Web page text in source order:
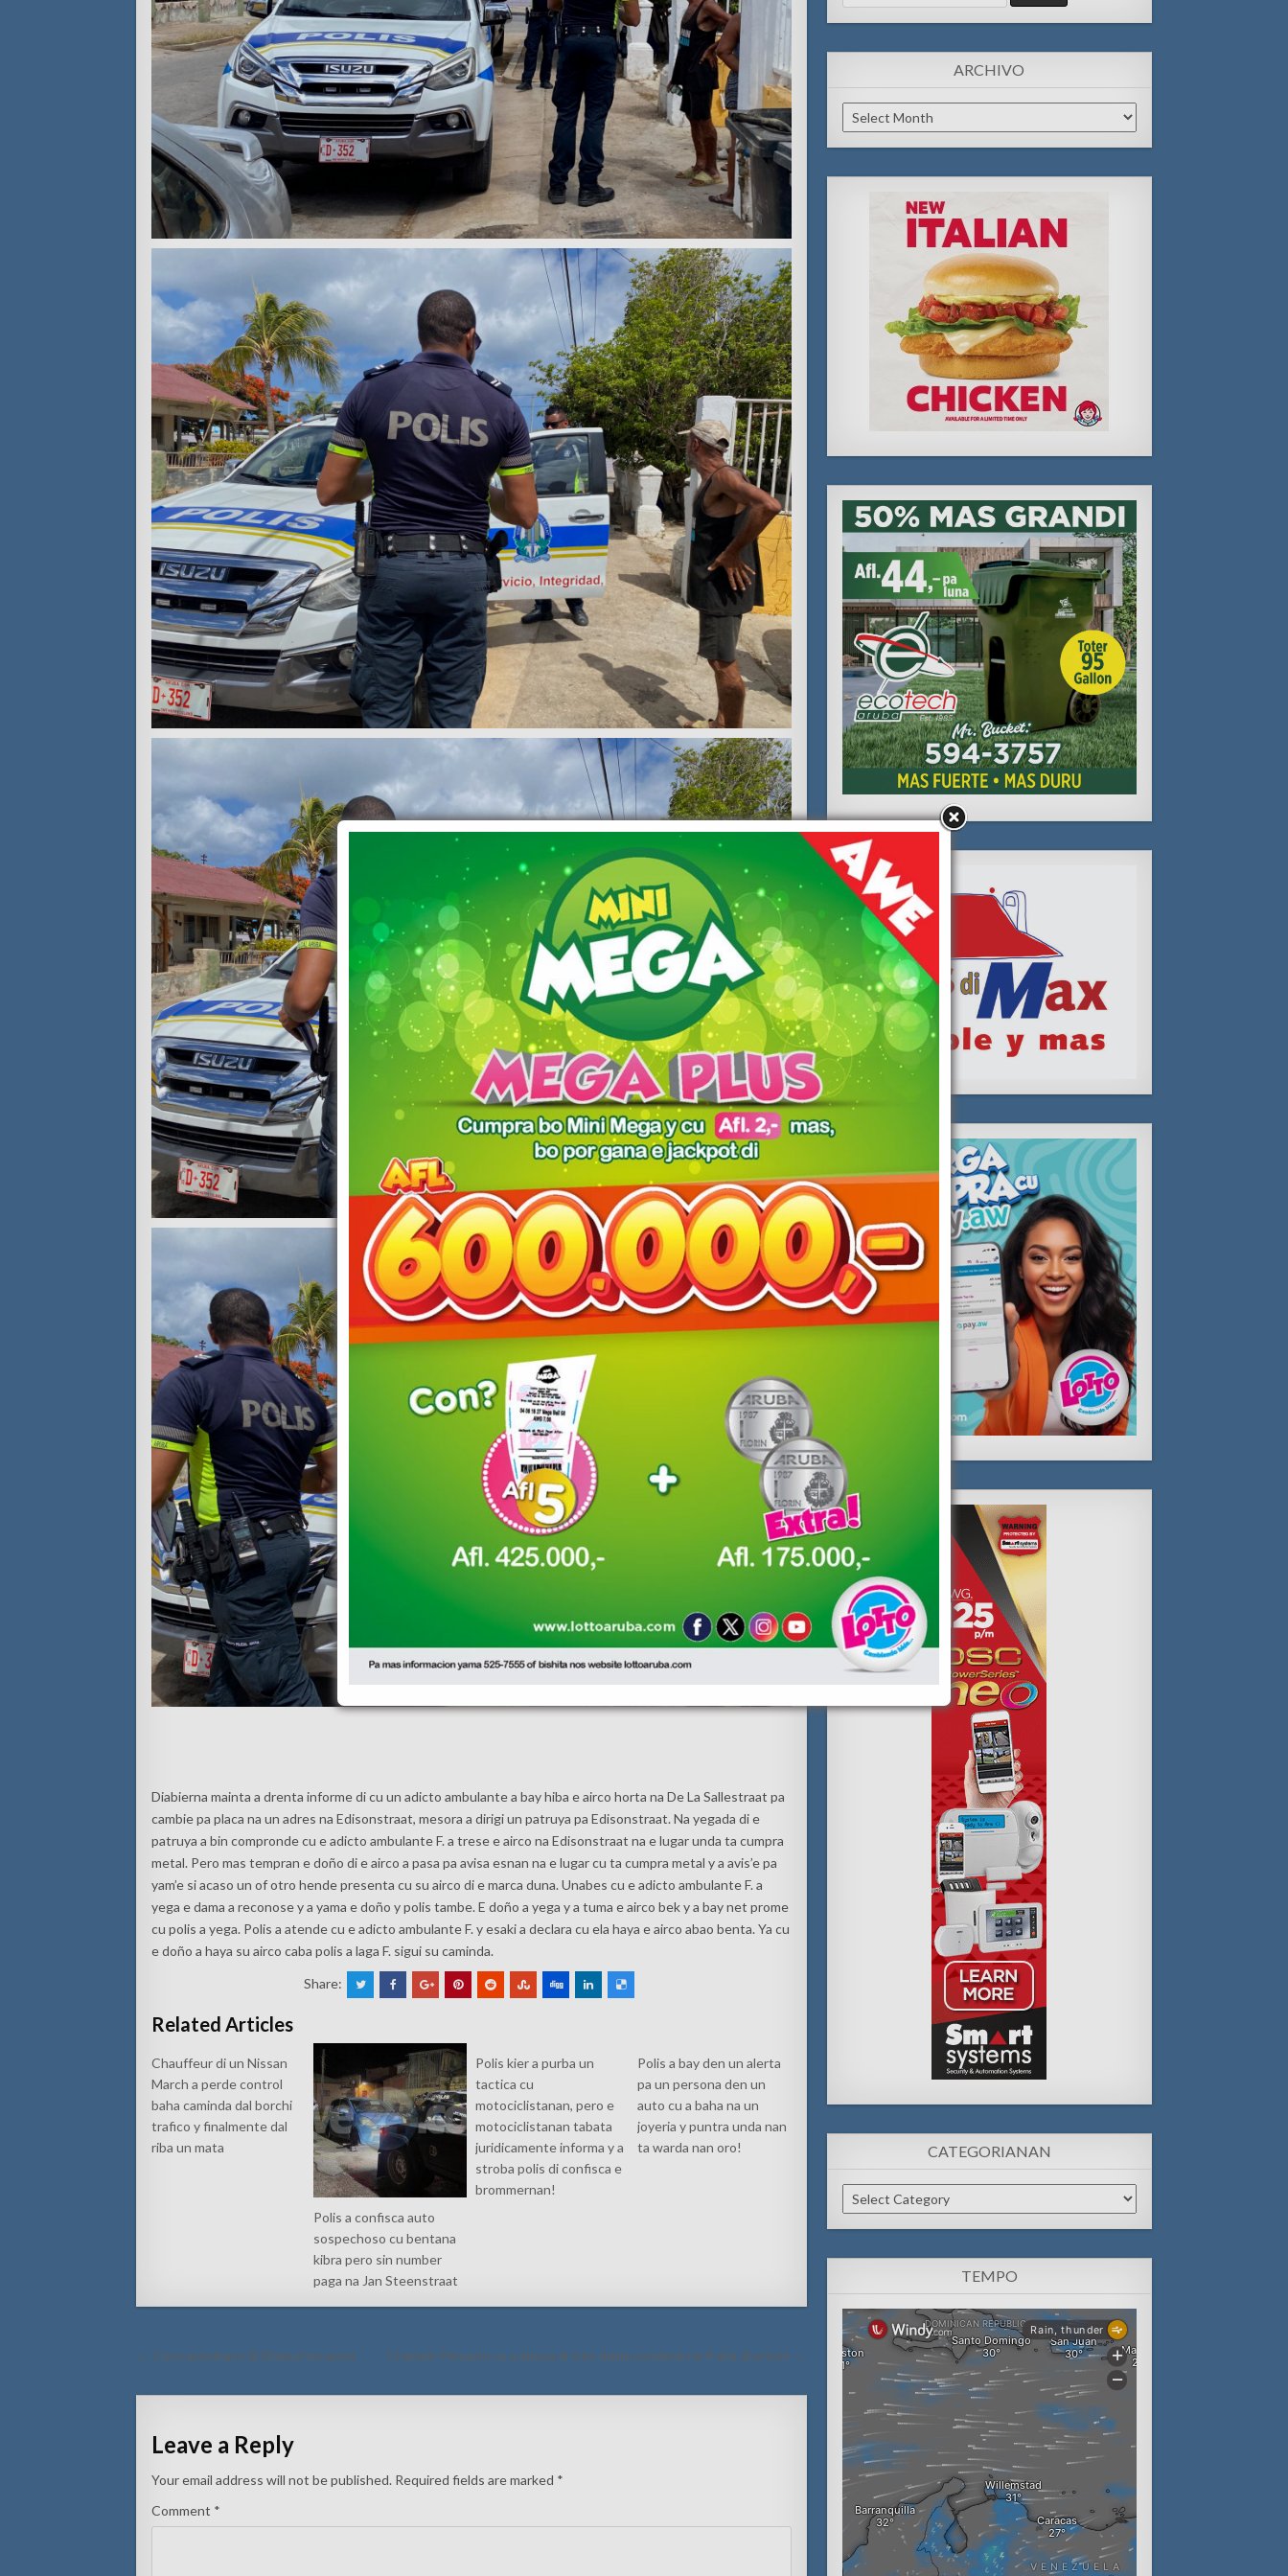
Diabierna mainta a drenta informe di cu un adicto ambulante a bay hiba e airco horta na De La Sallestraat pa
cambie pa placa na un adres na Edisonstraat, mesora a dirigi un patruya pa Edisonstraat. Na yegada di e
patruya a bin compronde cu e adicto ambulante F. a trese e airco na Edisonstraat na e lugar unda ta cumpra
metal. Pero mas tempran e doño di e airco a pasa pa avisa esnan na e lugar cu ta cumpra metal y a avis’e pa
yam’e si acaso un of otro hende presenta cu su airco di e marca duna. Unabes cu e adicto ambulante F. a
yega e dama a reconose y a yama e doño y polis tambe. E doño a yega y a tuma e airco bek y a bay net prome
cu polis a yega. Polis a atende cu e adicto ambulante F. y esaki a declara cu ela haya e airco abao benta. Ya cu
e doño a haya su airco caba polis a laga F. sigui su caminda.
Share:
Related Articles
Chauffeur di un Nissan
March a perde control
baha caminda dal borchi
trafico y finalmente dal
riba un mata
Polis a confisca auto
sospechoso cu bentana
kibra pero sin number
paga na Jan Steenstraat
Polis kier a purba un
tactica cu
motociclistanan, pero e
motociclistanan tabata
juridicamente informa y a
stroba polis di confisca e
brommernan!
Polis a bay den un alerta
pa un persona den un
auto cu a baha na un
joyeria y puntra unda nan
ta warda nan oro!
Post
← Caso asesinato di Shayuri posponi Chaman Peruano cu a abusa di tres dama condena na 4 aña di prison →
Leave a Reply
Your email address will not be published. Required fields are marked *
Comment *
for:
ARCHIVO
Archivo
CATEGORIANAN
Categorianan
TEMPO